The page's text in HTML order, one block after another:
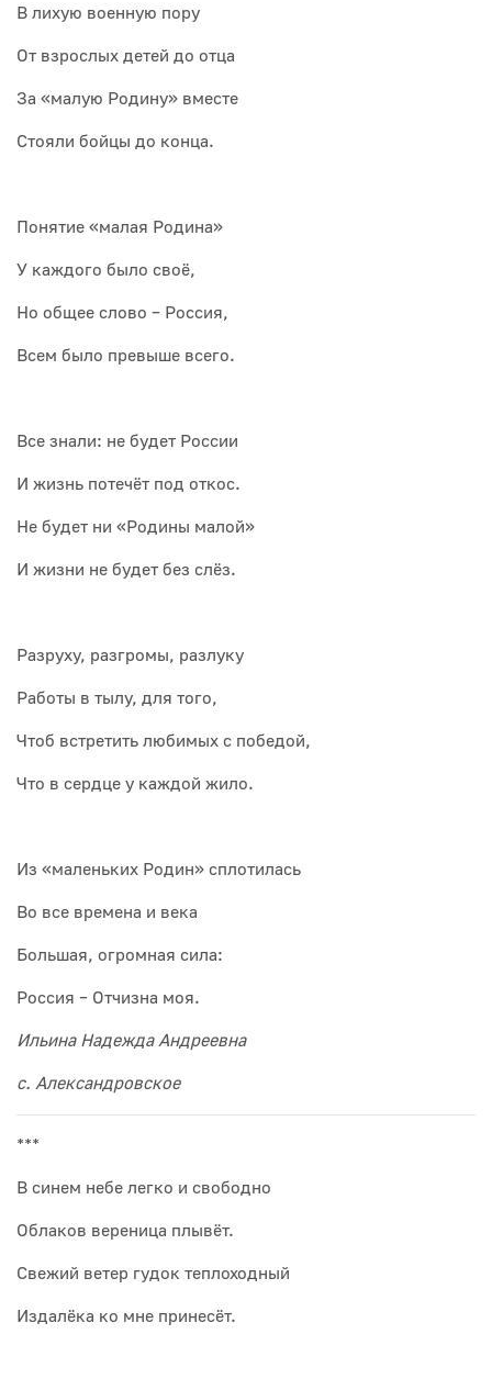
В лихую военную пору
От взрослых детей до отца
За «малую Родину» вместе
Стояли бойцы до конца.
Понятие «малая Родина»
У каждого было своё,
Но общее слово – Россия,
Всем было превыше всего.
Все знали: не будет России
И жизнь потечёт под откос.
Не будет ни «Родины малой»
И жизни не будет без слёз.
Разруху, разгромы, разлуку
Работы в тылу, для того,
Чтоб встретить любимых с победой,
Что в сердце у каждой жило.
Из «маленьких Родин» сплотилась
Во все времена и века
Большая, огромная сила:
Россия – Отчизна моя.
Ильина Надежда Андреевна
с. Александровское
***
В синем небе легко и свободно
Облаков вереница плывёт.
Свежий ветер гудок теплоходный
Издалёка ко мне принесёт.